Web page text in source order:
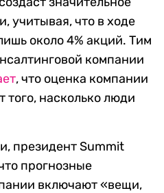
учитывая, что в ходе
около 4% акций. Тим
компании
, что оценка компании
того, насколько люди
президент Summit
прогнозные
включают «вещи,